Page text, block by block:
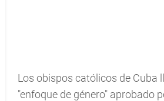
Los obispos católicos de Cuba
"enfoque de género" aprobado